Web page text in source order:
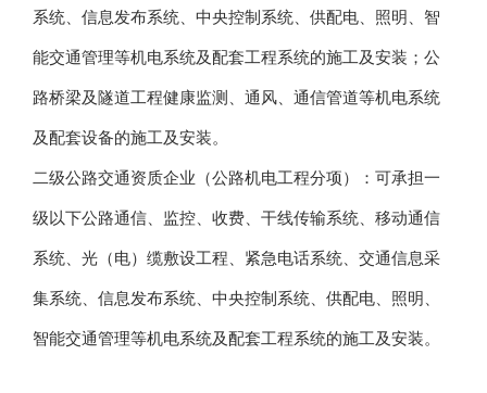
系统、信息发布系统、中央控制系统、供配电、照明、智
能交通管理等机电系统及配套工程系统的施工及安装；公
路桥梁及隧道工程健康监测、通风、通信管道等机电系统
及配套设备的施工及安装。
二级公路交通资质企业（公路机电工程分项）：可承担一
级以下公路通信、监控、收费、干线传输系统、移动通信
系统、光（电）缆敷设工程、紧急电话系统、交通信息采
集系统、信息发布系统、中央控制系统、供配电、照明、
智能交通管理等机电系统及配套工程系统的施工及安装。